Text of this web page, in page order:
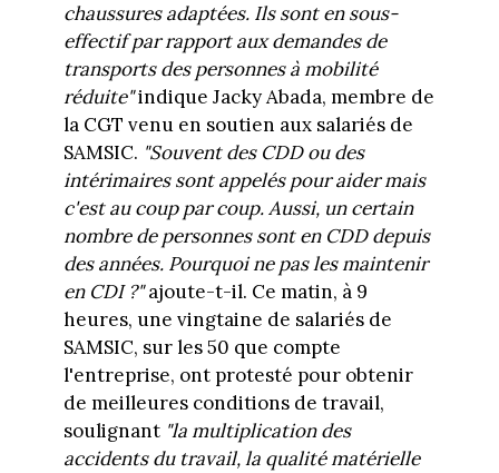
chaussures adaptées. Ils sont en sous-
effectif par rapport aux demandes de
transports des personnes à mobilité
réduite"indique Jacky Abada, membre de
la CGT venu en soutien aux salariés de
SAMSIC. "Souvent des CDD ou des
intérimaires sont appelés pour aider mais
c'est au coup par coup. Aussi, un certain
nombre de personnes sont en CDD depuis
des années. Pourquoi ne pas les maintenir
en CDI ?"ajoute-t-il. Ce matin, à 9
heures, une vingtaine de salariés de
SAMSIC, sur les 50 que compte
l'entreprise, ont protesté pour obtenir
de meilleures conditions de travail,
soulignant "la multiplication des
accidents du travail, la qualité matérielle